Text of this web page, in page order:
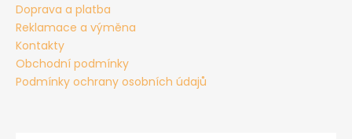
Doprava a platba
Reklamace a výměna
Kontakty
Obchodní podmínky
Podmínky ochrany osobních údajů